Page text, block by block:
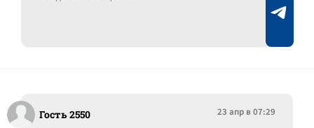
Гость 2550 23 апр в 07:29